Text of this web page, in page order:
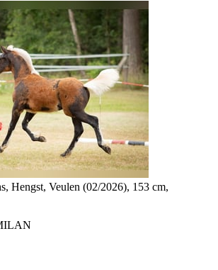
Hengst, Veulen (02/2026), 153 cm,